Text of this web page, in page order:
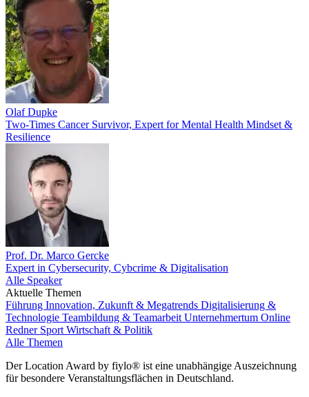
Olaf Dupke
Two-Times Cancer Survivor, Expert for Mental Health Mindset &
Resilience
Prof. Dr. Marco Gercke
Expert in Cybersecurity, Cybcrime & Digitalisation
Alle Speaker
Aktuelle Themen
Führung Innovation, Zukunft & Megatrends Digitalisierung &
Technologie Teambildung & Teamarbeit Unternehmertum Online
Redner Sport Wirtschaft & Politik
Alle Themen
Der Location Award by fiylo® ist eine unabhängige Auszeichnung
für besondere Veranstaltungsflächen in Deutschland.